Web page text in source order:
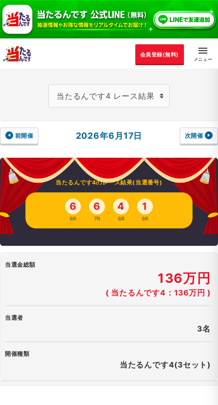
会員登録(無料)
前開催 2026年6月17日 次開催
当たるんです4のレース結果(当選番号)
6
6R
6
7R
4
8R
1
9R
当選金総額
136万円
( 当たるんです4：136万円 )
当選者
3名
開催種類
当たるんです4(3セット)